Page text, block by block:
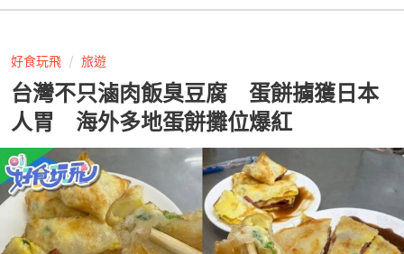
好食玩飛 旅遊
台灣不只滷肉飯臭豆腐 蛋餅擄獲日本
人胃 海外多地蛋餅攤位爆紅